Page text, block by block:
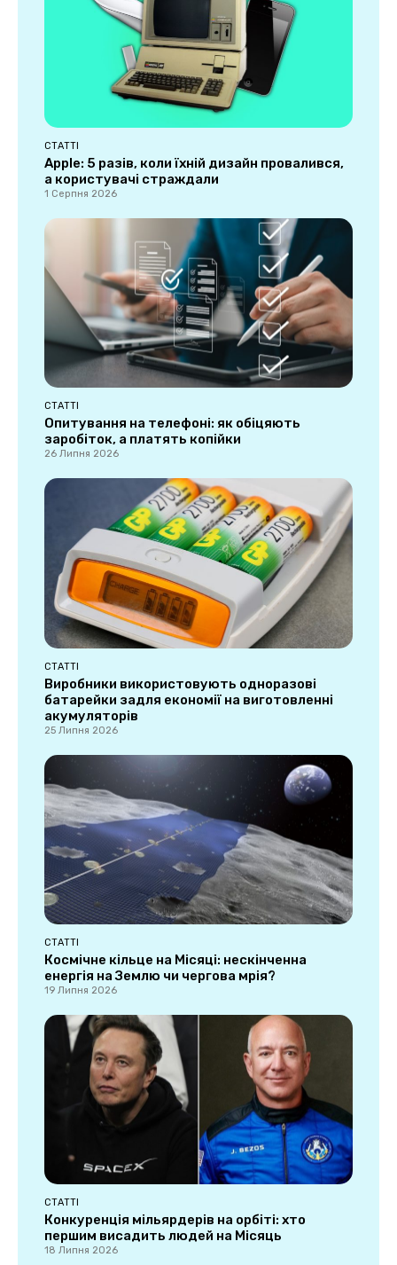
СТАТТІ
Apple: 5 разів, коли їхній дизайн провалився,
а користувачі страждали
1 Серпня 2026
СТАТТІ
Опитування на телефоні: як обіцяють
заробіток, а платять копійки
26 Липня 2026
СТАТТІ
Виробники використовують одноразові
батарейки задля економії на виготовленні
акумуляторів
25 Липня 2026
СТАТТІ
Космічне кільце на Місяці: нескінченна
енергія на Землю чи чергова мрія?
19 Липня 2026
СТАТТІ
Конкуренція мільярдерів на орбіті: хто
першим висадить людей на Місяць
18 Липня 2026